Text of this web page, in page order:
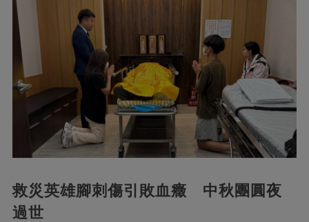
救災英雄腳刺傷引敗血癥 中秋團圓夜
過世